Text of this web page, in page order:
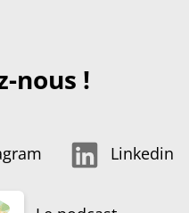
nous !
Linkedin